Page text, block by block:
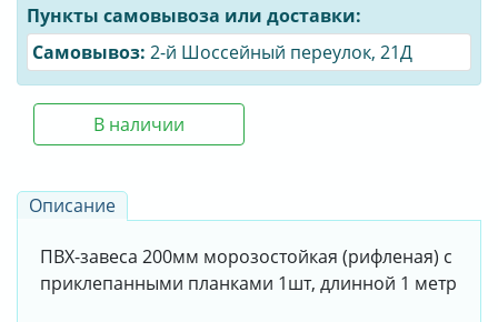
Пункты самовывоза или доставки:
Cамовывоз: 2-й Шоссейный переулок, 21Д
В наличии
Описание
ПВХ-завеса 200мм морозостойкая (рифленая) с
приклепанными планками 1шт, длинной 1 метр